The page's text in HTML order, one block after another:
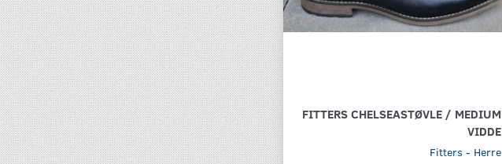
FITTERS CHELSEASTØVLE / MEDIUM
VIDDE
Fitters - Herre